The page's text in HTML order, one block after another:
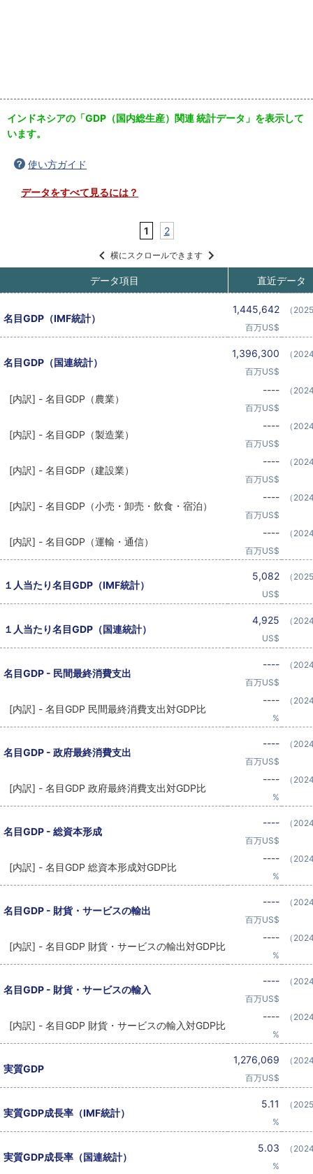
インドネシアの「GDP（国内総生産）関連 統計データ」を表示して
います。
使い方ガイド
データをすべて見るには？
1 2
横にスクロールできます
データ項目 直近データ
名目GDP（IMF統計）
1,445,642
百万US$
（
名目GDP（国連統計）
1,396,300
百万US$
（
[内訳] - 名目GDP（農業）
----
百万US$
（
[内訳] - 名目GDP（製造業）
----
百万US$
（
[内訳] - 名目GDP（建設業）
----
百万US$
（
[内訳] - 名目GDP（小売・卸売・飲食・宿泊）
----
百万US$
（
[内訳] - 名目GDP（運輸・通信）
----
百万US$
（
１人当たり名目GDP（IMF統計）
5,082
US$
（
１人当たり名目GDP（国連統計）
4,925
US$
（
名目GDP - 民間最終消費支出
----
百万US$
（
[内訳] - 名目GDP 民間最終消費支出対GDP比
----
%
（
名目GDP - 政府最終消費支出
----
百万US$
（
[内訳] - 名目GDP 政府最終消費支出対GDP比
----
%
（
名目GDP - 総資本形成
----
百万US$
（
[内訳] - 名目GDP 総資本形成対GDP比
----
%
（
名目GDP - 財貨・サービスの輸出
----
百万US$
（
[内訳] - 名目GDP 財貨・サービスの輸出対GDP比
----
%
（
名目GDP - 財貨・サービスの輸入
----
百万US$
（
[内訳] - 名目GDP 財貨・サービスの輸入対GDP比
----
%
（
実質GDP
1,276,069
百万US$
（
実質GDP成長率（IMF統計）
5.11
%
（
実質GDP成長率（国連統計）
5.03
%
（